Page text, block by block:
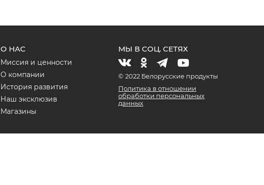
О НАС
Миссия и ценности
О компании
История развития
Наш эксклюзив
Магазины
МЫ В СОЦ. СЕТЯХ
© 2022 Белорусские продукты
Политика в отношении
обработки персональных
данных